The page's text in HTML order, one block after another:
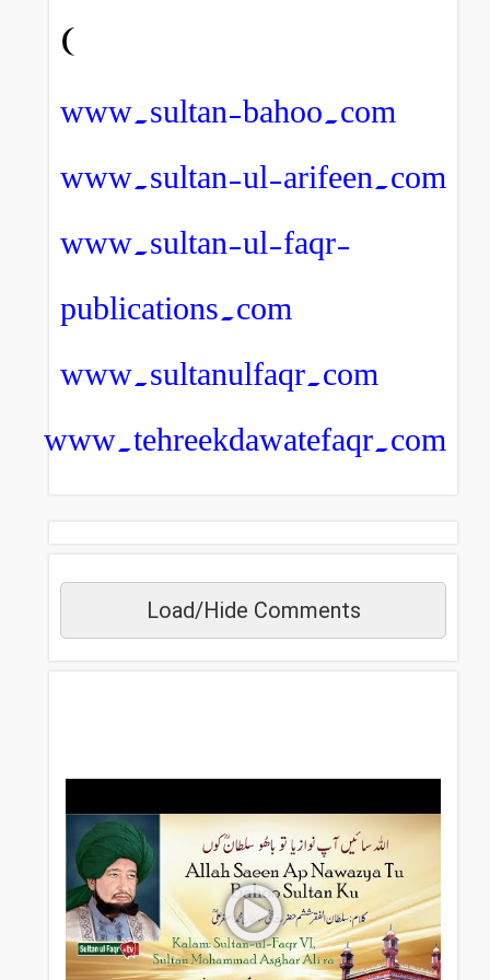
)
www.sultan-bahoo.com
www.sultan-ul-arifeen.com
www.sultan-ul-faqr-
publications.com
www.sultanulfaqr.com
www.tehreekdawatefaqr.com
Load/Hide Comments